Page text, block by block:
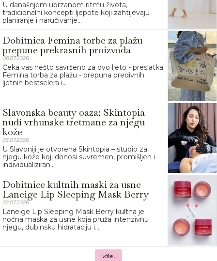
U današnjem ubrzanom ritmu života,
tradicionalni koncepti ljepote koji zahtijevaju
planiranje i naručivanje...
Dobitnica Femina torbe za plažu
prepune prekrasnih proizvoda
06.07.2026.
Čeka vas nešto savršeno za ovo ljeto - preslatka
Femina torba za plažu - prepuna predivnih
ljetnih bestselera i...
Slavonska beauty oaza: Skintopia
nudi vrhunske tretmane za njegu
kože
03.07.2026.
U Slavoniji je otvorena Skintopia – studio za
njegu kože koji donosi suvremen, promišljen i
individualiziran...
Dobitnice kultnih maski za usne
Laneige Lip Sleeping Mask Berry
02.07.2026.
Laneige Lip Sleeping Mask Berry kultna je
noćna maska za usne koja pruža intenzivnu
njegu, dubinsku hidrataciju i...
više...